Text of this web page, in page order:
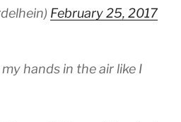
February 25, 2017
hands in the air like I